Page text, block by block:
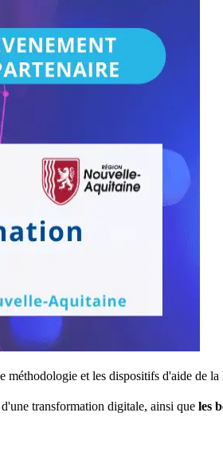
méthodologie et les dispositifs d'aide de
d'une transformation digitale, ainsi que les